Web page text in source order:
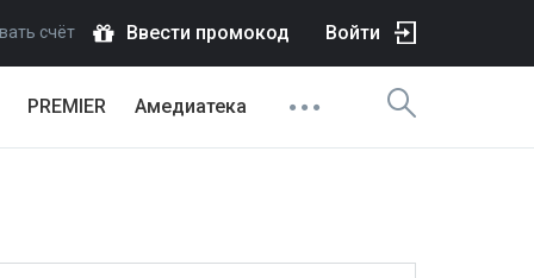
счёт Ввести промокод Войти
PREMIER Амедиатека